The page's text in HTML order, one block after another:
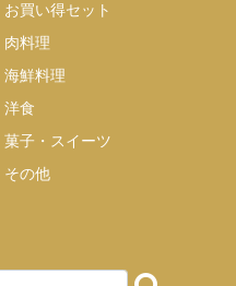
お買い得セット
肉料理
海鮮料理
洋食
菓子・スイーツ
その他